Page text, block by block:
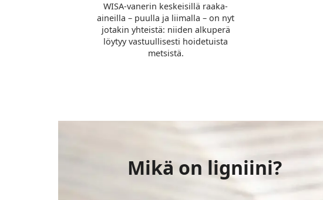
WISA-vanerin keskeisillä raaka-
aineilla – puulla ja liimalla – on nyt
jotakin yhteistä: niiden alkuperä
löytyy vastuullisesti hoidetuista
metsistä.
Mikä on ligniini?